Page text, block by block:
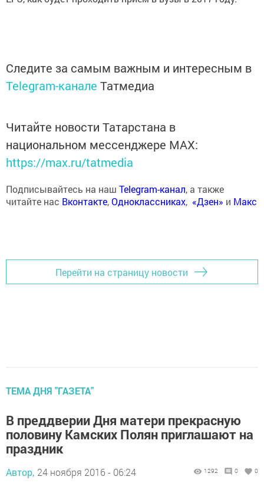
Следите за самым важным и интересным в
Telegram-канале Татмедиа
Читайте новости Татарстана в
национальном мессенджере MАХ:
https://max.ru/tatmedia
Подписывайтесь на наш Telegram-канал, а также
читайте нас Вконтакте,Одноклассниках, «Дзен» и Макс
Перейти на страницу новости
ТЕМА ДНЯ "ГАЗЕТА"
В преддверии Дня матери прекрасную
половину Камских Полян приглашают на
праздник
Автор, 24 ноября 2016 - 06:24 1292 0 0